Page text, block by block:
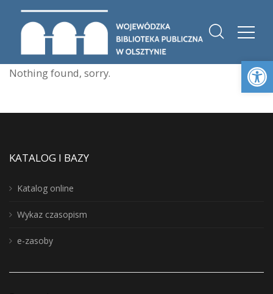
Nothing found, sorry.
KATALOG I BAZY
Katalog online
Wykaz czasopism
e-zasoby